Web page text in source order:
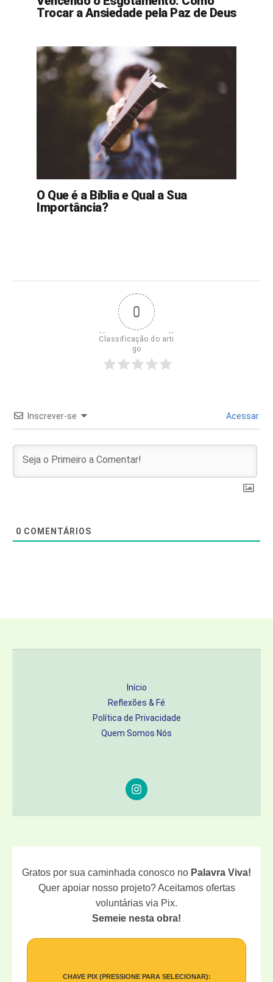
Trocar a Ansiedade pela Paz de Deus
O Que é a Bíblia e Qual a Sua
Importância?
0
Classificação do arti
go
Inscrever-se Acessar
0 COMENTÁRIOS
Início
Reflexões & Fé
Política de Privacidade
Quem Somos Nós
Gratos por sua caminhada conosco no Palavra Viva!
Quer apoiar nosso projeto? Aceitamos ofertas
voluntárias via Pix.
Semeie nesta obra!
CHAVE PIX (PRESSIONE PARA SELECIONAR):